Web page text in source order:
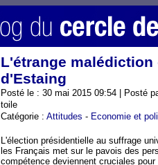
L'étrange malédiction
d'Estaing
Posté le : 30 mai 2015 09:54 | Posté
toile
Catégorie : Attitudes - Economie et
L'élection présidentielle au suffrage
les Français met sur le pavois des
compétence deviennent cruciales